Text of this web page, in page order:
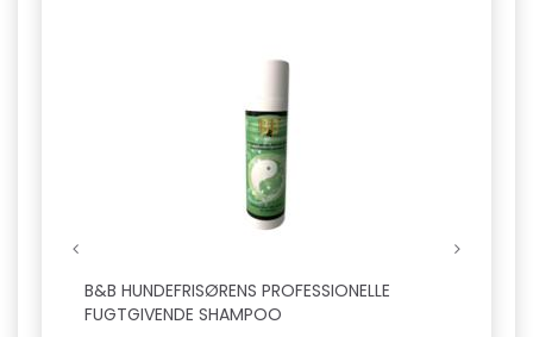
B&B HUNDEFRISØRENS PROFESSIONELLE
FUGTGIVENDE SHAMPOO